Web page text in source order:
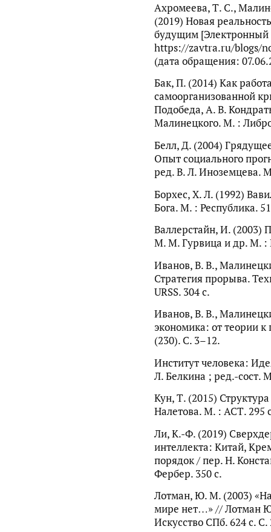
Ахромеева, Т. С.,
(2019) Новая
будущим [Электронный
https://zavtra.ru/blogs/
(дата обращения:
Бак, П. (2014) Как
самоорганизованной
Подобеда, А. В.
Малинецкого. М. :
Белл, Д. (2004)
Опыт социального
ред. В. Л. Иноземцева.
Борхес, Х. Л. (1992)
Бога. М. : Республика.
Валлерстайн, И. (2003)
М. М. Гурвица и др. М. :
Иванов, В. В.,
Стратегия прорыва.
URSS. 304 с.
Иванов, В. В.,
экономика: от теории
(230). С. 3–12.
Институт человека:
Л. Белкина ; ред.-сост.
Кун, Т. (2015)
Налетова. М. : АСТ. 295
Ли, К.-Ф. (2019)
интеллекта: Китай,
порядок / пер. Н.
Фербер. 350 с.
Лотман, Ю. М. (2003)
мире нет…» // Лотман
Искусство СПб. 624 с. С.